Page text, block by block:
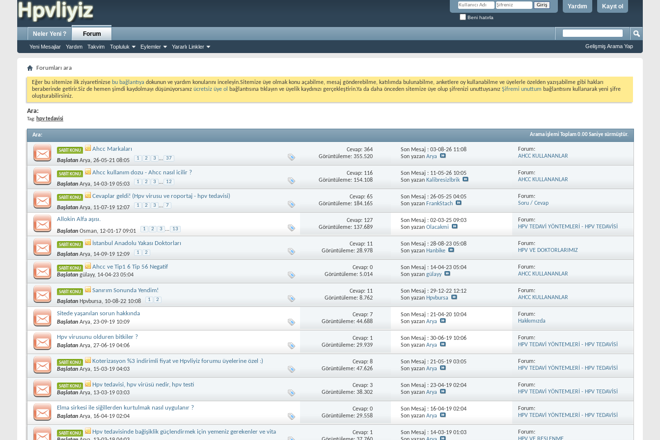
Kayıt ol
Yardım
Beni hatırla
Neler Yeni ? Forum
Yeni Mesajlar Yardım Takvim Topluluk Eylemler Yararlı Linkler Gelişmiş Arama Yap
Forumları ara
Eğer bu sitemize ilk ziyaretinizse bu bağlantıya dokunun ve yardım konularını inceleyin.Sitemize üye olmak konu açabilme, mesaj gönderebilme, katılımda bulunabilme, anketlere oy kullanabilme ve üyelerle özelden yazışabilme gibi hakları
beraberinde getirir.Siz de hemen şimdi kaydolmayı düşünüyorsanız ücretsiz üye ol bağlantısına tıklayın ve üyelik kaydınızı gerçekleştirin.Ya da daha önceden sitemize üye olup şifrenizi unuttuysanız Şifremi unuttum bağlantısını kullanarak yeni şifre
oluşturabilirsiniz.
Ara:
Tag: hpv tedavisi
Ara: Arama işlemi Toplam0.00Saniye sürmüştür.
SABIT KONU Ahcc Markaları
Başlatan Arya, 26-05-21 08:05 1 2 3 ... 37
Cevap: 364
Görüntüleme: 355.520
Son Mesaj : 03-08-26 11:08
Son yazanArya
Forum:
AHCC KULLANANLAR
SABIT KONU Ahcc kullanım dozu - Ahcc nasıl icilir ?
Başlatan Arya, 14-03-19 05:03 1 2 3 ... 12
Cevap: 116
Görüntüleme: 154.108
Son Mesaj : 11-05-26 10:05
Son yazanKalibresizİbrik
Forum:
AHCC KULLANANLAR
SABIT KONU Cevaplar geldi! (Hpv virusu ve roportaj - hpv tedavisi)
Başlatan Arya, 11-07-19 12:07 1 2 3 ... 7
Cevap: 65
Görüntüleme: 184.165
Son Mesaj : 26-05-2504:05
Son yazanFrankStach
Forum:
Soru / Cevap
Allokin Alfa aşısı.
Başlatan Osman, 12-01-17 09:01 1 2 3 ... 13
Cevap: 127
Görüntüleme: 137.689
Son Mesaj : 02-03-2509:03
Son yazanOlacakmi
Forum:
HPV TEDAVİ YÖNTEMLERİ - HPV TEDAVİSİ
SABIT KONU İstanbul Anadolu Yakası Doktorları
Başlatan Arya, 14-09-19 12:09 1 2
Cevap: 11
Görüntüleme: 28.978
Son Mesaj : 28-08-2305:08
Son yazanHanbike
Forum:
HPV VE DOKTORLARIMIZ
SABIT KONU Ahcc ve Tip1 6 Tip 56 Negatif
Başlatan gülayy, 14-04-23 05:04
Cevap: 0
Görüntüleme: 5.014
Son Mesaj : 14-04-2305:04
Son yazangülayy
Forum:
AHCC KULLANANLAR
SABIT KONU Sanırım Sonunda Yendim!
Başlatan Hpvbursa, 10-08-22 10:08 1 2
Cevap: 11
Görüntüleme: 8.762
Son Mesaj : 29-12-22 12:12
Son yazanHpvbursa
Forum:
AHCC KULLANANLAR
Sitede yaşanılan sorun hakkında
Başlatan Arya, 23-09-19 10:09
Cevap: 7
Görüntüleme: 44.688
Son Mesaj : 21-04-20 10:04
Son yazanArya
Forum:
Hakkımızda
Hpv virusunu olduren bitkiler ?
Başlatan Arya, 27-06-19 04:06
Cevap: 1
Görüntüleme: 29.939
Son Mesaj : 30-06-19 10:06
Son yazanArya
Forum:
HPV TEDAVİ YÖNTEMLERİ - HPV TEDAVİSİ
SABIT KONU Koterizasyon %3 indirimli fiyat ve Hpvliyiz forumu üyelerine özel :)
Başlatan Arya, 15-03-19 04:03
Cevap: 8
Görüntüleme: 47.626
Son Mesaj : 21-05-1903:05
Son yazanArya
Forum:
HPV TEDAVİ YÖNTEMLERİ - HPV TEDAVİSİ
SABIT KONU Hpv tedavisi, hpv virüsü nedir, hpv testi
Başlatan Arya, 13-03-19 03:03
Cevap: 3
Görüntüleme: 38.302
Son Mesaj : 23-04-1902:04
Son yazanArya
Forum:
HPV TEDAVİ YÖNTEMLERİ - HPV TEDAVİSİ
Elma sirkesi ile siğillerden kurtulmak nasıl uygulanır ?
Başlatan Arya, 16-04-19 02:04
Cevap: 0
Görüntüleme: 29.558
Son Mesaj : 16-04-1902:04
Son yazanArya
Forum:
HPV TEDAVİ YÖNTEMLERİ - HPV TEDAVİSİ
SABIT KONU Hpv tedavisinde bağişiklik güçlendirmek için yemeniz gerekenler ve vita
Cevap: 1
Son Mesaj : 14-03-1901:03
Forum: